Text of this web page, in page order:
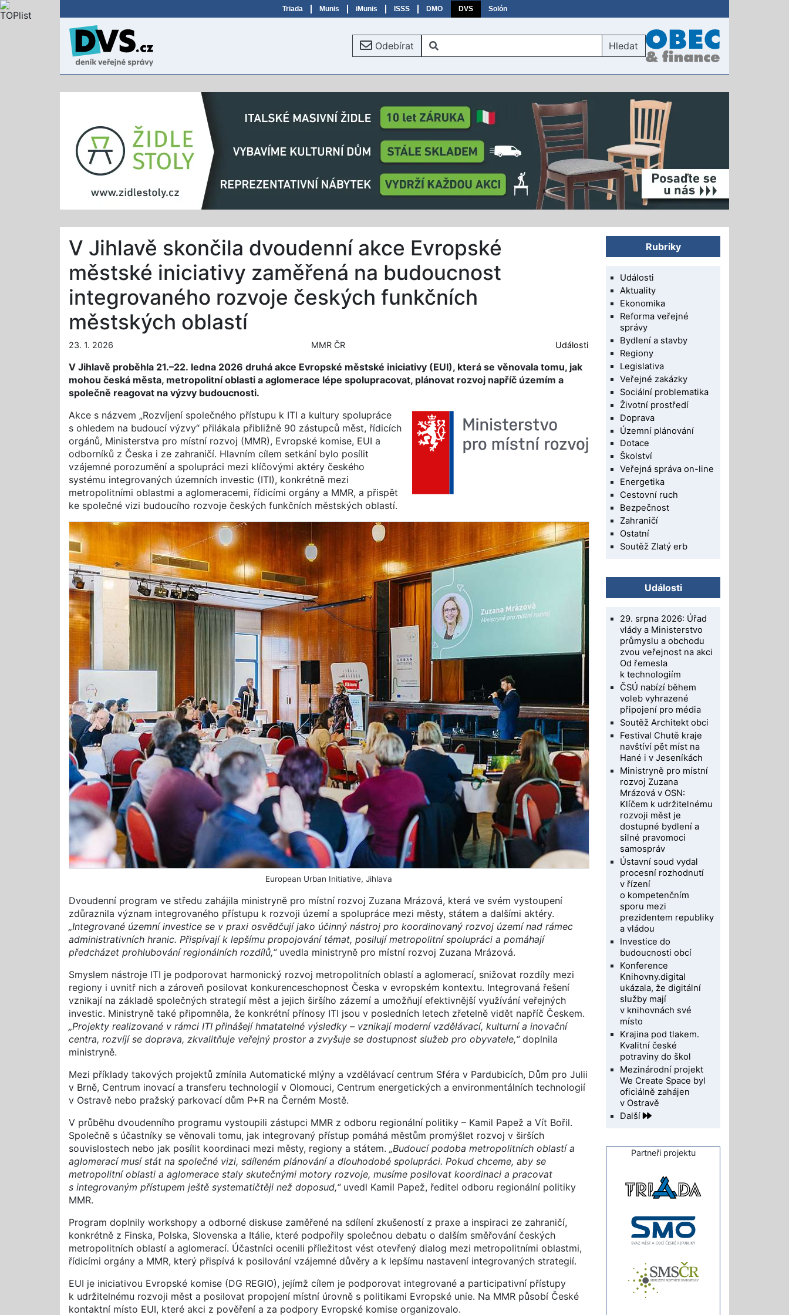
Triada Munis iMunis ISSS DMO DVS Solón
Odebírat Hledat
V Jihlavě skončila dvoudenní akce Evropské
městské iniciativy zaměřená na budoucnost
integrovaného rozvoje českých funkčních
městských oblastí
23. 1. 2026 MMR ČR Události
V Jihlavě proběhla 21.–22. ledna 2026 druhá akce Evropské městské iniciativy (EUI), která se věnovala tomu, jak
mohou česká města, metropolitní oblasti a aglomerace lépe spolupracovat, plánovat rozvoj napříč územím a
společně reagovat na výzvy budoucnosti.
Akce s názvem „Rozvíjení společného přístupu k ITI a kultury spolupráce
s ohledem na budoucí výzvy“ přilákala přibližně 90 zástupců měst, řídicích
orgánů, Ministerstva pro místní rozvoj (MMR), Evropské komise, EUI a
odborníků z Česka i ze zahraničí. Hlavním cílem setkání bylo posílit
vzájemné porozumění a spolupráci mezi klíčovými aktéry českého
systému integrovaných územních investic (ITI), konkrétně mezi
metropolitními oblastmi a aglomeracemi, řídicími orgány a MMR, a přispět
ke společné vizi budoucího rozvoje českých funkčních městských oblastí.
European Urban Initiative, Jihlava
Dvoudenní program ve středu zahájila ministryně pro místní rozvoj Zuzana Mrázová, která ve svém vystoupení
zdůraznila význam integrovaného přístupu k rozvoji území a spolupráce mezi městy, státem a dalšími aktéry.
„Integrované územní investice se v praxi osvědčují jako účinný nástroj pro koordinovaný rozvoj území nad rámec
administrativních hranic. Přispívají k lepšímu propojování témat, posilují metropolitní spolupráci a pomáhají
předcházet prohlubování regionálních rozdílů,“uvedla ministryně pro místní rozvoj Zuzana Mrázová.
Smyslem nástroje ITI je podporovat harmonický rozvoj metropolitních oblastí a aglomerací, snižovat rozdíly mezi
regiony i uvnitř nich a zároveň posilovat konkurenceschopnost Česka v evropském kontextu. Integrovaná řešení
vznikají na základě společných strategií měst a jejich širšího zázemí a umožňují efektivnější využívání veřejných
investic. Ministryně také připomněla, že konkrétní přínosy ITI jsou v posledních letech zřetelně vidět napříč Českem.
„Projekty realizované v rámci ITI přinášejí hmatatelné výsledky – vznikají moderní vzdělávací, kulturní a inovační
centra, rozvíjí se doprava, zkvalitňuje veřejný prostor a zvyšuje se dostupnost služeb pro obyvatele,“doplnila
ministryně.
Mezi příklady takových projektů zmínila Automatické mlýny a vzdělávací centrum Sféra v Pardubicích, Dům pro Julii
v Brně, Centrum inovací a transferu technologií v Olomouci, Centrum energetických a environmentálních technologií
v Ostravě nebo pražský parkovací dům P+R na Černém Mostě.
V průběhu dvoudenního programu vystoupili zástupci MMR z odboru regionální politiky – Kamil Papež a Vít Bořil.
Společně s účastníky se věnovali tomu, jak integrovaný přístup pomáhá městům promýšlet rozvoj v širších
souvislostech nebo jak posílit koordinaci mezi městy, regiony a státem. „Budoucí podoba metropolitních oblastí a
aglomerací musí stát na společné vizi, sdíleném plánování a dlouhodobé spolupráci. Pokud chceme, aby se
metropolitní oblasti a aglomerace staly skutečnými motory rozvoje, musíme posilovat koordinaci a pracovat
s integrovaným přístupem ještě systematičtěji než doposud,“uvedl Kamil Papež, ředitel odboru regionální politiky
MMR.
Program doplnily workshopy a odborné diskuse zaměřené na sdílení zkušeností z praxe a inspiraci ze zahraničí,
konkrétně z Finska, Polska, Slovenska a Itálie, které podpořily společnou debatu o dalším směřování českých
metropolitních oblastí a aglomerací. Účastníci ocenili příležitost vést otevřený dialog mezi metropolitními oblastmi,
řídicími orgány a MMR, který přispívá k posilování vzájemné důvěry a k lepšímu nastavení integrovaných strategií.
EUI je iniciativou Evropské komise (DG REGIO), jejímž cílem je podporovat integrované a participativní přístupy
k udržitelnému rozvoji měst a posilovat propojení místní úrovně s politikami Evropské unie. Na MMR působí České
kontaktní místo EUI, které akci z pověření a za podpory Evropské komise organizovalo.
Rubriky
Události
Aktuality
Ekonomika
Reforma veřejné
správy
Bydlení a stavby
Regiony
Legislativa
Veřejné zakázky
Sociální problematika
Životní prostředí
Doprava
Územní plánování
Dotace
Školství
Veřejná správa on-line
Energetika
Cestovní ruch
Bezpečnost
Zahraničí
Ostatní
Soutěž Zlatý erb
Události
29. srpna 2026: Úřad
vlády a Ministerstvo
průmyslu a obchodu
zvou veřejnost na akci
Od řemesla
k technologiím
ČSÚ nabízí během
voleb vyhrazené
připojení pro média
Soutěž Architekt obci
Festival Chutě kraje
navštíví pět míst na
Hané i v Jeseníkách
Ministryně pro místní
rozvoj Zuzana
Mrázová v OSN:
Klíčem k udržitelnému
rozvoji měst je
dostupné bydlení a
silné pravomoci
samospráv
Ústavní soud vydal
procesní rozhodnutí
v řízení
o kompetenčním
sporu mezi
prezidentem republiky
a vládou
Investice do
budoucnosti obcí
Konference
Knihovny.digital
ukázala, že digitální
služby mají
v knihovnách své
místo
Krajina pod tlakem.
Kvalitní české
potraviny do škol
Mezinárodní projekt
We Create Space byl
oficiálně zahájen
v Ostravě
Další
Partneři projektu